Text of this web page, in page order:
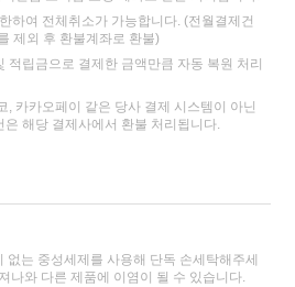
하여 전체취소가 가능합니다. (전월결제건
제외 후 환불계좌로 환불)
적립금으로 결제한 금액만큼 자동 복원 처리
, 카카오페이 같은 당사 결제 시스템이 아닌
해당 결제사에서 환불 처리됩니다.
없는 중성세제를 사용해 단독 손세탁해주세
나와 다른 제품에 이염이 될 수 있습니다.